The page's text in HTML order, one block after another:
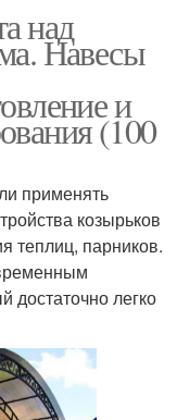
над
Навесы
и
(100
применять
козырьков
теплиц, парников.
достаточно легко